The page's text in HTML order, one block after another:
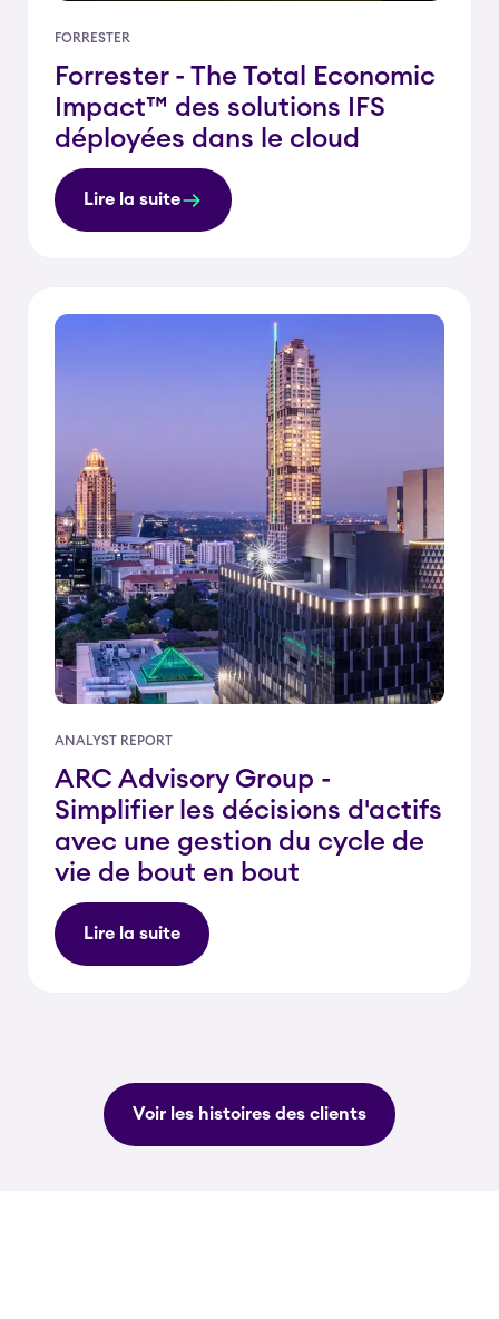
FORRESTER
Forrester - The Total Economic
Impact™ des solutions IFS
déployées dans le cloud
Lire la suite
ANALYST REPORT
ARC Advisory Group -
Simplifier les décisions d'actifs
avec une gestion du cycle de
vie de bout en bout
Lire la suite
Voir les histoires des clients